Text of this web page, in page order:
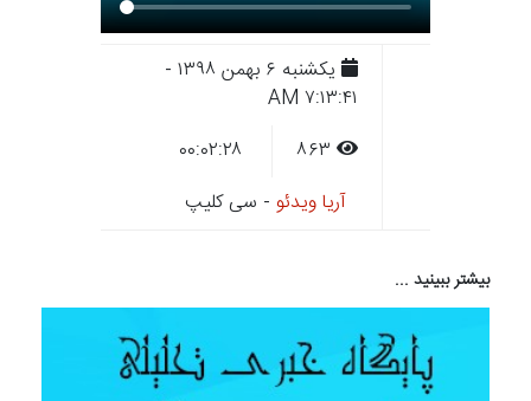
يکشنبه ۶ بهمن ۱۳۹۸ -
۷:۱۳:۴۱ AM
آریا ویدئو - سی کلیپ
بیشتر ببینید ...